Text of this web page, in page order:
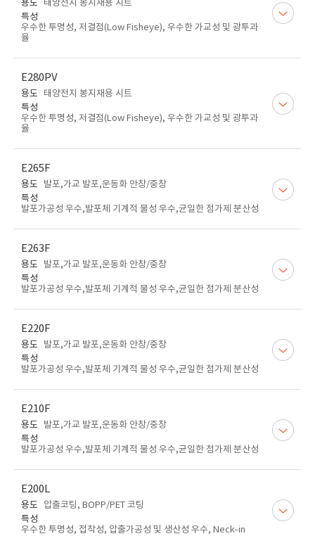
용도
태양전지 봉지재용 시트
특성
우수한 투명성, 저결점(Low Fisheye), 우수한 가교성 및 광투과
율
E280PV
용도
태양전지 봉지재용 시트
특성
우수한 투명성, 저결점(Low Fisheye), 우수한 가교성 및 광투과
율
E265F
용도
발포,가교 발포,운동화 안창/중창
특성
발포가공성 우수,발포체 기계적 물성 우수,균일한 첨가제 분산성
E263F
용도
발포,가교 발포,운동화 안창/중창
특성
발포가공성 우수,발포체 기계적 물성 우수,균일한 첨가제 분산성
E220F
용도
발포,가교 발포,운동화 안창/중창
특성
발포가공성 우수,발포체 기계적 물성 우수,균일한 첨가제 분산성
E210F
용도
발포,가교 발포,운동화 안창/중창
특성
발포가공성 우수,발포체 기계적 물성 우수,균일한 첨가제 분산성
E200L
용도
압출코팅, BOPP/PET 코팅
특성
우수한 투명성, 접착성, 압출가공성 및 생산성 우수, Neck-in